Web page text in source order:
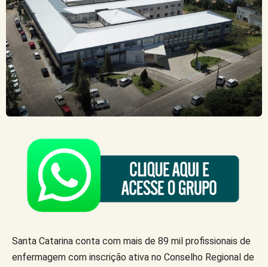
Santa Catarina conta com mais de 89 mil profissionais de
enfermagem com inscrição ativa no Conselho Regional de